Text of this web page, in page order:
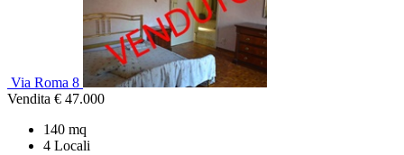
Via Roma 8
Vendita € 47.000
140 mq
4 Locali